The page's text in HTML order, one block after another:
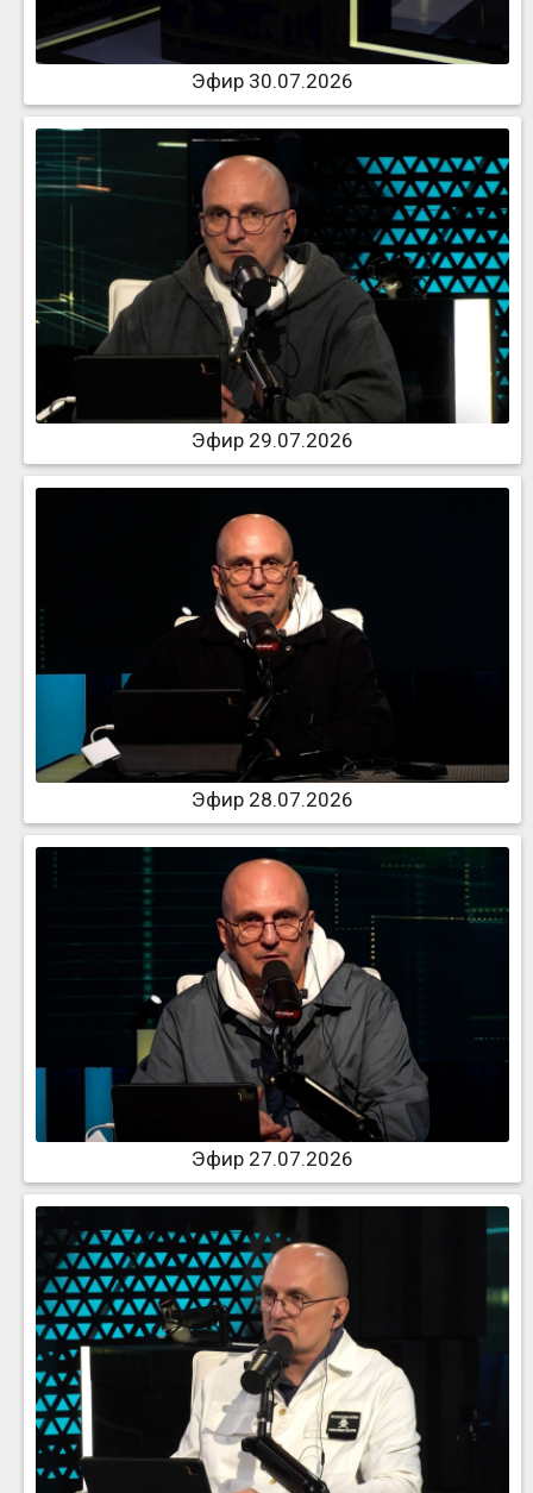
Эфир 30.07.2026
Эфир 29.07.2026
Эфир 28.07.2026
Эфир 27.07.2026